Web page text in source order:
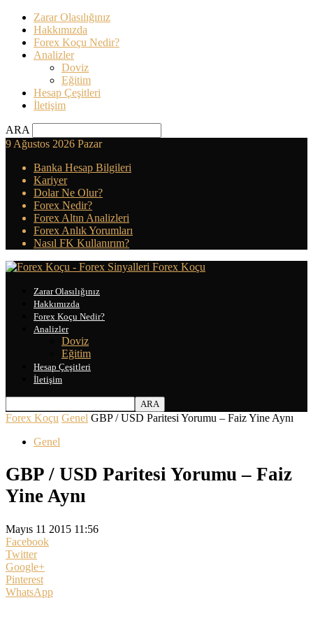
Zarar Olasılığınız
Hakkımızda
Forex Koçu Nedir?
Analizler
Doviz
Eğitim
Hesap Çeşitleri
İletişim
ARA
9 Ağustos 2026 Pazar
Banka Hesap Bilgileri
Kariyer
Dolar Ne Olur?
Forex Nedir?
Forex Altın Analizleri
Forex Anlık Yorumları
Nasıl FK Kullanırım?
Forex Koçu
Zarar Olasılığınız
Hakkımızda
Forex Koçu Nedir?
Analizler
Doviz
Eğitim
Hesap Çeşitleri
İletişim
Forex Koçu Genel GBP / USD Paritesi Yorumu – Faiz Yine Aynı
Genel
GBP / USD Paritesi Yorumu – Faiz
Yine Aynı
Mayıs 11 2015 11:56
Facebook
Twitter
Google+
Pinterest
WhatsApp